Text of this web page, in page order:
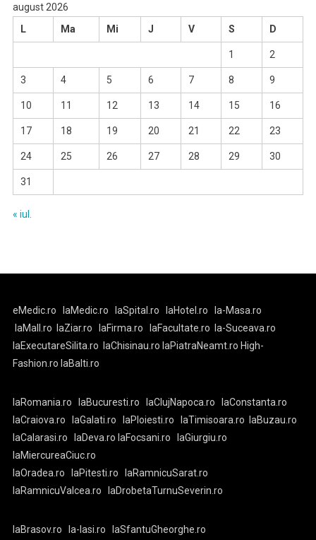
august 2026
L
Ma Mi J V S D
1 2
3 4 5 6 7 8 9
10 11 12 13 14 15 16
17 18 19 20 21 22 23
24 25 26 27 28 29 30
31
« iul.
eMedic.ro laMedic.ro laSpital.ro laHotel.ro
la-Masa.ro
laMall.ro
laZiar.ro laFirma.ro laFacultate.ro
la-Suceava.ro
laExecutareSilita.ro
laChisinau.ro laPiatraNeamt.ro High-
Fashion.ro laBalti.ro
laRomania.ro laBucuresti.ro laClujNapoca.ro
laConstanta.ro
laCraiova.ro
laGalati.ro laPloiesti.ro laTimisoara.ro
laBuzau.ro
laCalarasi.ro
laDeva.ro laFocsani.ro
laGiurgiu.ro
laMiercureaCiuc.ro
laOradea.ro
laPitesti.ro
laRamnicuSarat.ro
laRamnicuValcea.ro
laDrobetaTurnuSeverin.ro
laBrasov.ro la-Iasi.ro laSfantuGheorghe.ro